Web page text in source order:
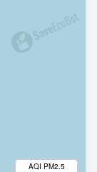
AQI PM2.5